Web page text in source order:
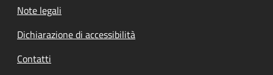
Note legali
Dichiarazione di accessibilità
Contatti